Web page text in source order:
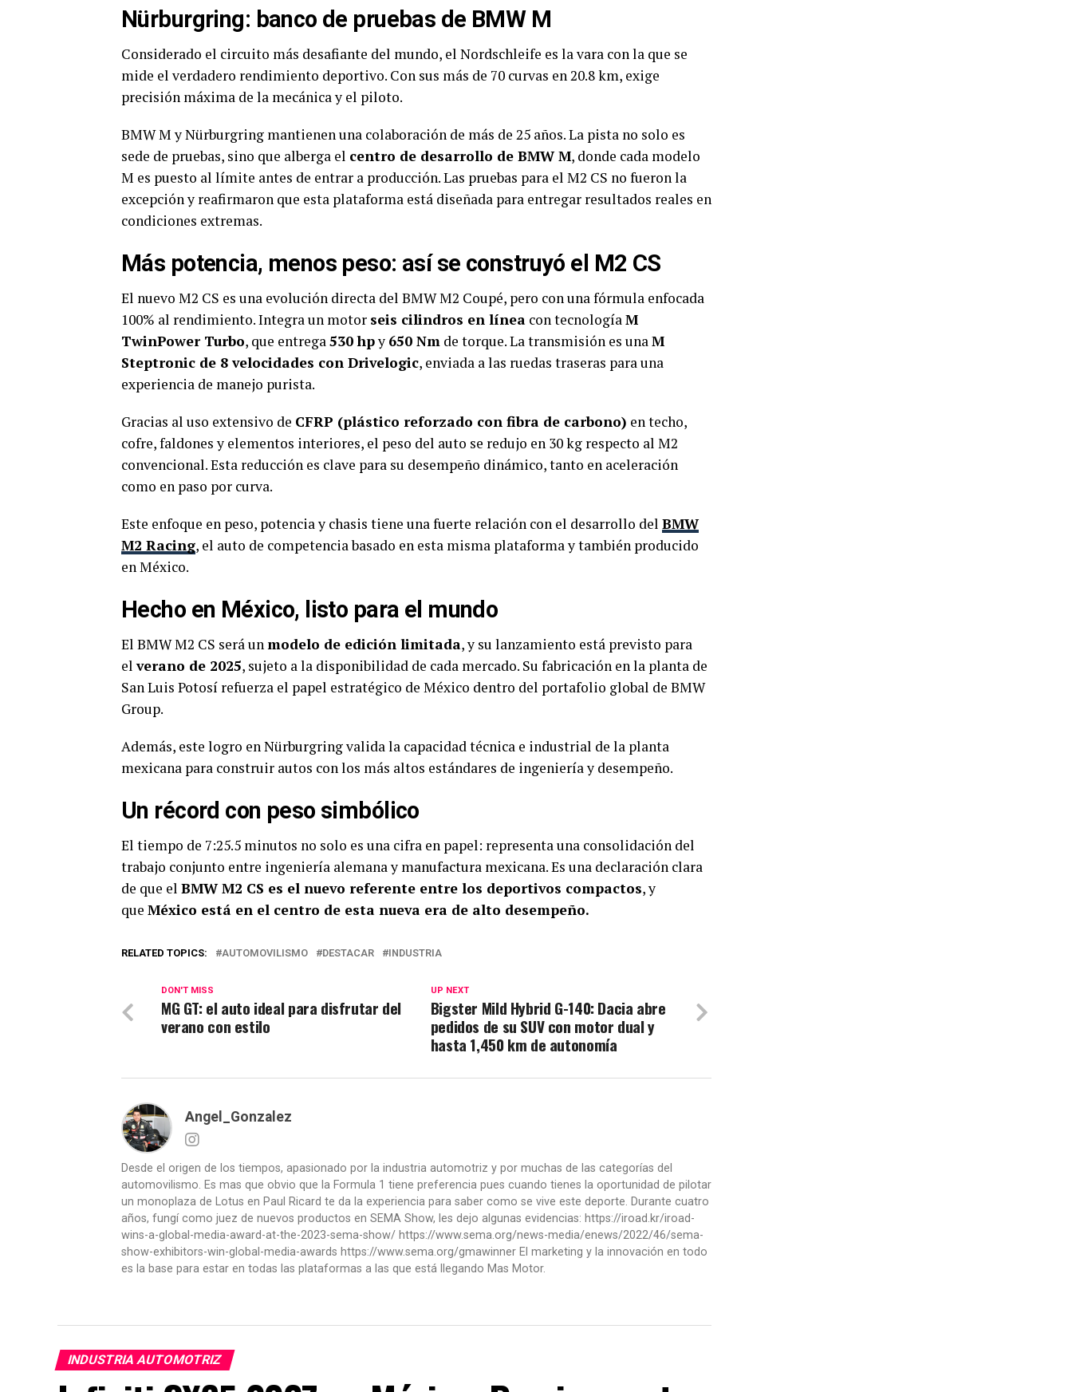
Nürburgring: banco de pruebas de BMW M
Considerado el circuito más desafiante del mundo, el Nordschleife es la vara con la que se
mide el verdadero rendimiento deportivo. Con sus más de 70 curvas en 20.8 km, exige
precisión máxima de la mecánica y el piloto.
BMW M y Nürburgring mantienen una colaboración de más de 25 años. La pista no solo es
sede de pruebas, sino que alberga el centro de desarrollo de BMW M, donde cada modelo
M es puesto al límite antes de entrar a producción. Las pruebas para el M2 CS no fueron la
excepción y reafirmaron que esta plataforma está diseñada para entregar resultados reales en
condiciones extremas.
Más potencia, menos peso: así se construyó el M2 CS
El nuevo M2 CS es una evolución directa del BMW M2 Coupé, pero con una fórmula enfocada
100% al rendimiento. Integra un motor seis cilindros en línea con tecnologíaM
TwinPower Turbo, que entrega530 hpy 650 Nm de torque. La transmisión es unaM
Steptronic de 8 velocidades con Drivelogic, enviada a las ruedas traseras para una
experiencia de manejo purista.
Gracias al uso extensivo de CFRP (plástico reforzado con fibra de carbono) en techo,
cofre, faldones y elementos interiores, el peso del auto se redujo en 30 kg respecto al M2
convencional. Esta reducción es clave para su desempeño dinámico, tanto en aceleración
como en paso por curva.
Este enfoque en peso, potencia y chasis tiene una fuerte relación con el desarrollo del BMW
M2 Racing, el auto de competencia basado en esta misma plataforma y también producido
en México.
Hecho en México, listo para el mundo
El BMW M2 CS será unmodelo de edición limitada, y su lanzamiento está previsto para
elverano de 2025, sujeto a la disponibilidad de cada mercado. Su fabricación en la planta de
San Luis Potosí refuerza el papel estratégico de México dentro del portafolio global de BMW
Group.
Además, este logro en Nürburgring valida la capacidad técnica e industrial de la planta
mexicana para construir autos con los más altos estándares de ingeniería y desempeño.
Un récord con peso simbólico
El tiempo de 7:25.5 minutos no solo es una cifra en papel: representa una consolidación del
trabajo conjunto entre ingeniería alemana y manufactura mexicana. Es una declaración clara
de que el BMW M2 CS es el nuevo referente entre los deportivos compactos, y
que México está en el centro de esta nueva era de alto desempeño.
RELATED TOPICS: AUTOMOVILISMO DESTACAR INDUSTRIA
UP NEXT
Bigster Mild Hybrid G-140: Dacia abre
pedidos de su SUV con motor dual y
hasta 1,450 km de autonomía
DON'T MISS
MG GT: el auto ideal para disfrutar del
verano con estilo
Angel_Gonzalez
Desde el origen de los tiempos, apasionado por la industria automotriz y por muchas de las categorías del
automovilismo. Es mas que obvio que la Formula 1 tiene preferencia pues cuando tienes la oportunidad de pilotar
un monoplaza de Lotus en Paul Ricard te da la experiencia para saber como se vive este deporte. Durante cuatro
años, fungí como juez de nuevos productos en SEMA Show, les dejo algunas evidencias: https://iroad.kr/iroad-
wins-a-global-media-award-at-the-2023-sema-show/ https://www.sema.org/news-media/enews/2022/46/sema-
show-exhibitors-win-global-media-awards https://www.sema.org/gmawinner El marketing y la innovación en todo
es la base para estar en todas las plataformas a las que está llegando Mas Motor.
INDUSTRIA AUTOMOTRIZ